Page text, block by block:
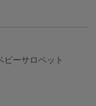
ビーサロペット